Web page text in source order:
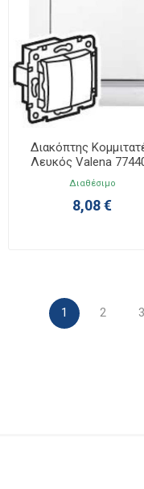
Διακόπτης
Λευκός Valena
Διαθέσιμο
8,08 €
1 2 3